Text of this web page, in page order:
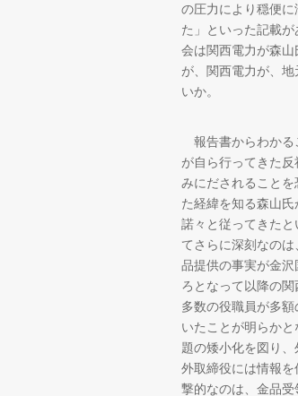
の圧力により穏便に
た」といった記載
会は関西電力が森
が、関西電力が、
いか。
報告書からわかる
が自ら行ってきた
みにだされることを
た経緯を知る森山氏
諾々と従ってきたと
てさらに深刻なの
品提供の事実が金沢
ろとなって以降の関
多数の役職員が多
いたことが明らか
題の矮小化を図り
外取締役には情報
撃的なのは、金品